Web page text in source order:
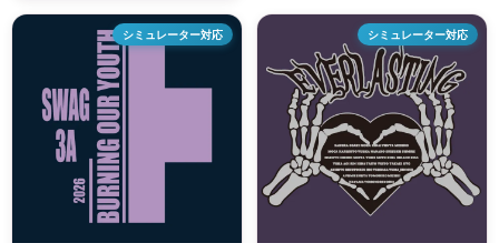
シミュレーター対応 シミュレーター対応